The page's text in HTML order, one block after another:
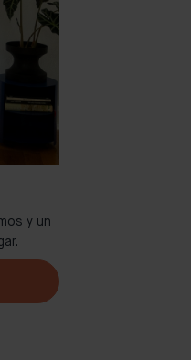
y un